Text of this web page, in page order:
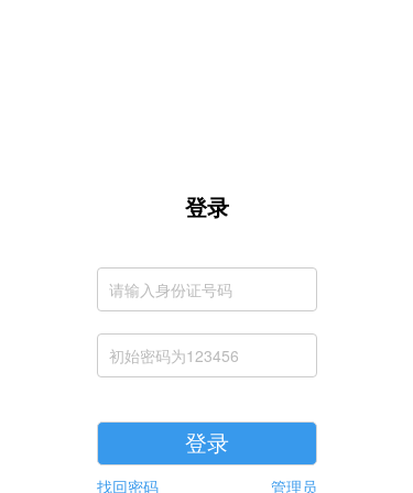
登录
登录
找回密码 管理员